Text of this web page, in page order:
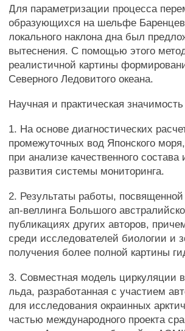
Для параметризации процесса
образующихся на шельфе
локального наклона дна был
вытеснения. С помощью этого
реалистичной картины
Северного Ледовитого океана.
Научная и практическая
1. На основе диагностических
промежуточных вод Японского
при анализе качественного
развития системы мониторинга.
2. Результаты работы,
ап-веллинга Большого
публикациях других авторов,
среди исследователей биологии и
получения более полной картины
3. Совместная модель циркуляции
льда, разработанная с участием
для исследования окраинных
частью международного проекта